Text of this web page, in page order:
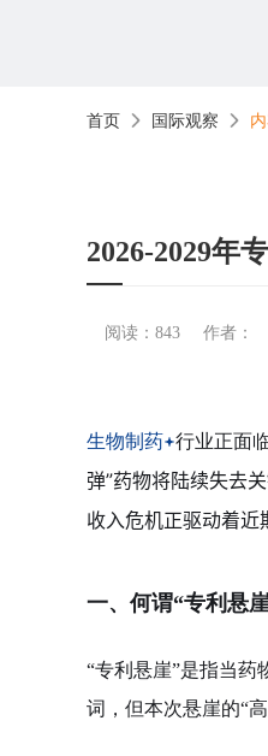
首页 国际观察
2026-2029年
阅读：843 作者：
生物制药 行业正面
弹”药物将陆续失去
收入危机正驱动着近
一、何谓“专利悬
“专利悬崖”是指当药
词，但本次悬崖的“